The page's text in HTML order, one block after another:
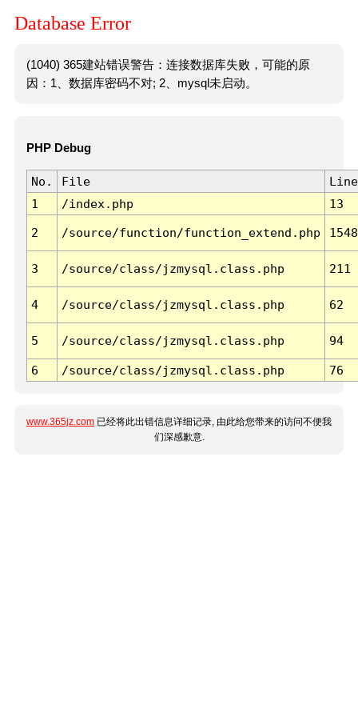
Database Error
(1040) 365建站错误警告：连接数据库失败，可能的原
因：1、数据库密码不对; 2、mysql未启动。
PHP Debug
No. File
Line
1
/index.php 13
2 /source/function/function_extend.php 1548
3 /source/class/jzmysql.class.php 211
4 /source/class/jzmysql.class.php 62
5 /source/class/jzmysql.class.php 94
6 /source/class/jzmysql.class.php 76
www.365jz.com 已经将此出错信息详细记录, 由此给您带来的访问不便我
们深感歉意.